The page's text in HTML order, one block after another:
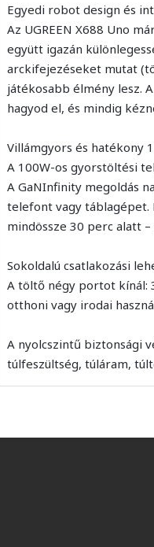
Egyedi robot design és
Az UGREEN X688 Uno
együtt igazán
arckifejezéseket mutat
játékosabb élmény lesz.
hagyod el, és mindig
Villámgyors és hatékony
A 100W-os gyorstöltési
A GaNInfinity megoldás
telefont vagy táblagépet.
mindössze 30 perc alatt
Sokoldalú csatlakozási
A töltő négy portot kínál:
otthoni vagy irodai
A nyolcszintű biztonsági
túlfeszültség, túláram,